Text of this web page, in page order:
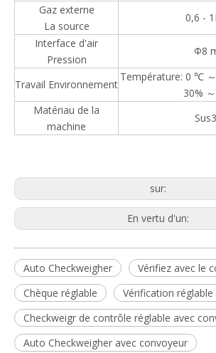
Gaz externe
La source
0,6 -
Interface d'air
Pression
Φ8
Travail Environnement
Température: 0 ℃
30%
Matériau de la
machine
sur:
En vertu d'un:
Auto Checkweigher
Vérifiez avec le
Chèque réglable
Vérification
Checkweigr de contrôle réglable avec
Auto Checkweigher avec convoyeur
Trieuse pondérale à deux voies pour produits en boîte et en sac